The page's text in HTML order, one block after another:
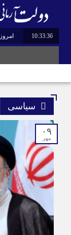
10:33:37
سیاسی
۰۹
مهر